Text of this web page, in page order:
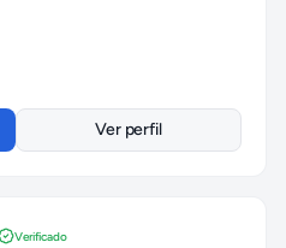
Ver perfil
Verificado